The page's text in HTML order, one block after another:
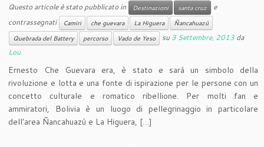
Questo articole è stato pubblicato in Destinazioni santa cruz
e
contrassegnati
Camiri che guevara La Higuera
Ñancahuazú
Quebrada del Battery
percorso Vado de Yeso su3 Settembre, 2013 da
Lou
Ernesto Che Guevara era, è stato e sarà un simbolo della
rivoluzione e lotta e una fonte di ispirazione per le persone con un
concetto culturale e romatico ribellione. Per molti fan e
ammiratori, Bolivia è un luogo di pellegrinaggio in particolare
dell'area Ñancahuazú e La Higuera, […]